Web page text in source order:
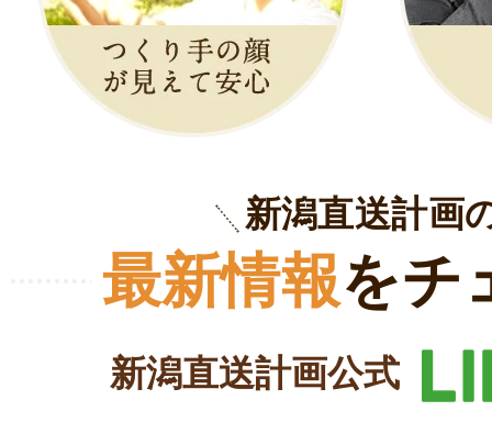
新潟直送計画
最新情報をチ
新潟直送計画公式